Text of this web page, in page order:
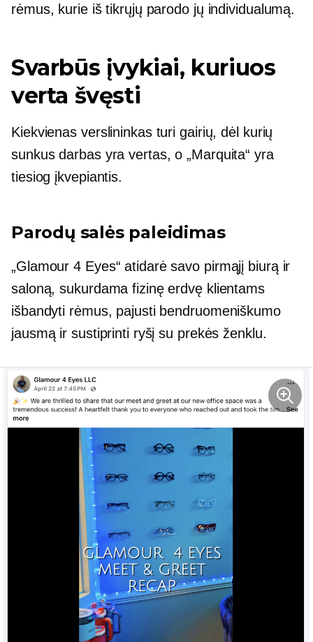
rėmus, kurie iš tikrųjų parodo jų individualumą.
Svarbūs įvykiai, kuriuos
verta švęsti
Kiekvienas verslininkas turi gairių, dėl kurių
sunkus darbas yra vertas, o „Marquita“ yra
tiesiog įkvepiantis.
Parodų salės paleidimas
„Glamour 4 Eyes“ atidarė savo pirmąjį biurą ir
saloną, sukurdama fizinę erdvę klientams
išbandyti rėmus, pajusti bendruomeniškumo
jausmą ir sustiprinti ryšį su prekės ženklu.